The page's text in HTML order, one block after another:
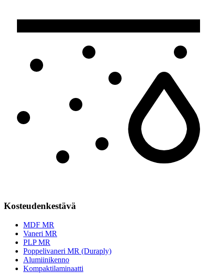
Kosteudenkestävä
MDF MR
Vaneri MR
PLP MR
Poppelivaneri MR (Duraply)
Alumiinikenno
Kompaktilaminaatti